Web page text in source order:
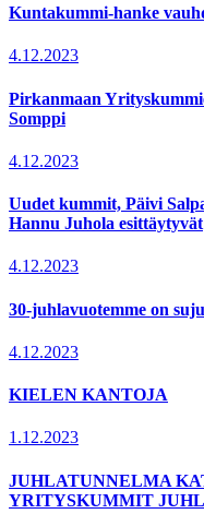
Kuntakummi-hanke
4.12.2023
Pirkanmaan
Somppi
4.12.2023
Uudet kummit, Päivi
Hannu Juhola esittäytyvät
4.12.2023
30-juhlavuotemme on
4.12.2023
KIELEN KANTOJA
1.12.2023
JUHLATUNNELMA
YRITYSKUMMIT